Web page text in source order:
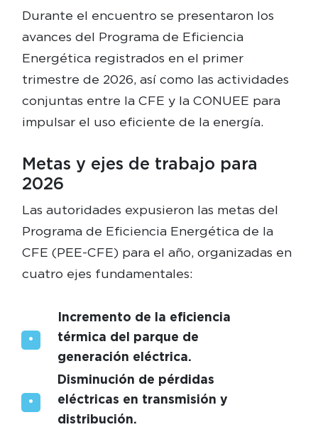
Durante el encuentro se presentaron los
avances del Programa de Eficiencia
Energética registrados en el primer
trimestre de 2026, así como las actividades
conjuntas entre la CFE y la CONUEE para
impulsar el uso eficiente de la energía.
Metas y ejes de trabajo para
2026
Las autoridades expusieron las metas del
Programa de Eficiencia Energética de la
CFE (PEE-CFE) para el año, organizadas en
cuatro ejes fundamentales:
Incremento de la eficiencia
térmica del parque de
generación eléctrica.
Disminución de pérdidas
eléctricas en transmisión y
distribución.